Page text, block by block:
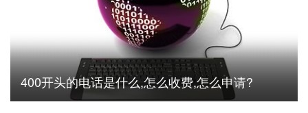
400开头的电话是什么,怎么收费,怎么申请?